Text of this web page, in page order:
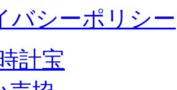
バシーポリシー